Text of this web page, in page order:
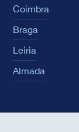
Coimbra
Braga
Leiria
Almada